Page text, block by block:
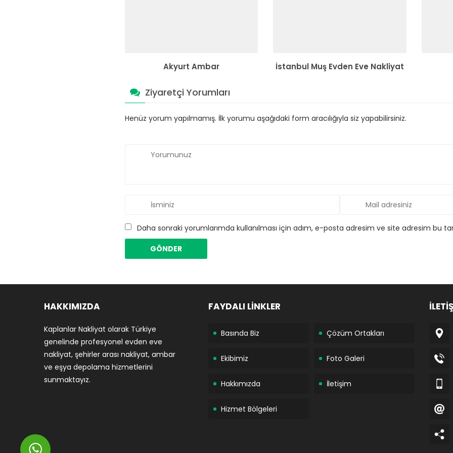
Akyurt Ambar İstanbul Muş Evden Eve Nakliyat
Ziyaretçi Yorumları
Henüz yorum yapılmamış. İlk yorumu aşağıdaki form aracılığıyla siz yapabilirsiniz.
Daha sonraki yorumlarımda kullanılması için adım, e-posta adresim ve site adresim bu
HAKKIMIZDA
Kaplanlar Nakliyat olarak Türkiye
genelinde profesyonel evden eve
nakliyat, şehirler arası nakliyat, ambar
ve eşya depolama hizmetlerini
sunmaktayız.
FAYDALI LİNKLER
Basında Biz Çözüm Ortakları
Ekibimiz Foto Galeri
Hakkımızda İletişim
Hizmet Bölgeleri